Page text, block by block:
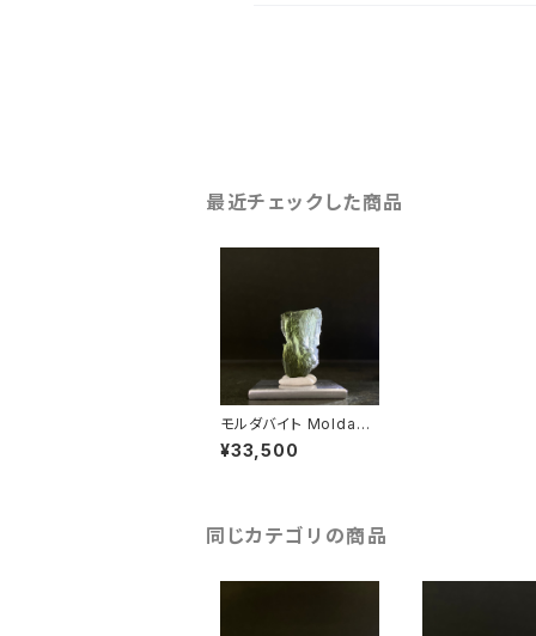
最近チェックした商品
モルダバイト Moldavit
e 25091807
¥33,500
同じカテゴリの商品